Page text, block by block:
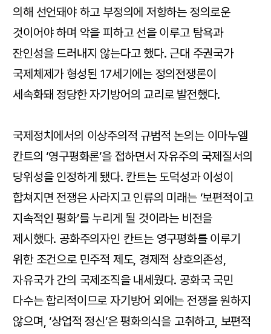
의해 선언돼야 하고 부정의에 저항하는 정의로운
것이어야 하며 악을 피하고 선을 이루고 탐욕과
잔인성을 드러내지 않는다고 했다. 근대 주권국가
국제체제가 형성된 17세기에는 정의전쟁론이
세속화돼 정당한 자기방어의 교리로 발전했다.
국제정치에서의 이상주의적 규범적 논의는 이마누엘
칸트의 ‘영구평화론’을 접하면서 자유주의 국제질서의
당위성을 인정하게 됐다. 칸트는 도덕성과 이성이
합쳐지면 전쟁은 사라지고 인류의 미래는 ‘보편적이고
지속적인 평화’를 누리게 될 것이라는 비전을
제시했다. 공화주의자인 칸트는 영구평화를 이루기
위한 조건으로 민주적 제도, 경제적 상호의존성,
자유국가 간의 국제조직을 내세웠다. 공화국 국민
다수는 합리적이므로 자기방어 외에는 전쟁을 원하지
않으며, ‘상업적 정신’은 평화의식을 고취하고, 보편적